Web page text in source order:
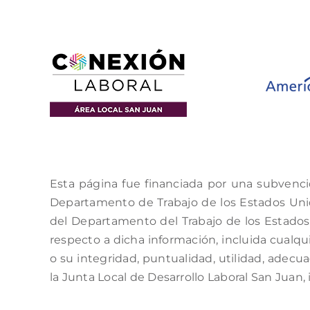
Esta página fue financiada por una
Departamento de Trabajo de los Estados
del Departamento del Trabajo de los
respecto a dicha información, incluida
o su integridad, puntualidad, utilidad,
la Junta Local de Desarrollo Laboral San